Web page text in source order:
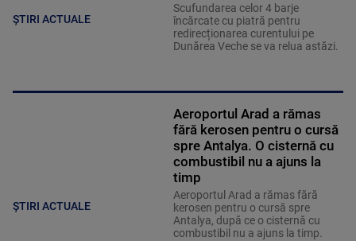
ȘTIRI ACTUALE
Scufundarea celor 4 barje
încărcate cu piatră pentru
redirecționarea curentului pe
Dunărea Veche se va relua astăzi.
ȘTIRI ACTUALE
Aeroportul Arad a rămas
fără kerosen pentru o cursă
spre Antalya. O cisternă cu
combustibil nu a ajuns la
timp
Aeroportul Arad a rămas fără
kerosen pentru o cursă spre
Antalya, după ce o cisternă cu
combustibil nu a ajuns la timp.